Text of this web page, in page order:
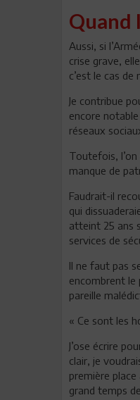
Quand
Aussi, si
crise grave,
c’est le cas
Je contribue
encore
réseaux
Toutefois,
manque de
Faudrait-il
qui
atteint 25 ans
services de
Il ne faut pas
encombrent le
pareille
« Ce sont les
J’ose écrire
clair, je
première
grand temps